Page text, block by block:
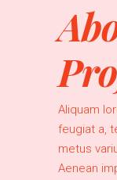
Aliquam
feugiat a,
metus
Aenean